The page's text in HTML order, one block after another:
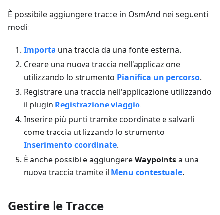
È possibile aggiungere tracce in OsmAnd nei seguenti
modi:
Importa una traccia da una fonte esterna.
Creare una nuova traccia nell'applicazione
utilizzando lo strumento Pianifica un percorso.
Registrare una traccia nell'applicazione utilizzando
il plugin Registrazione viaggio.
Inserire più punti tramite coordinate e salvarli
come traccia utilizzando lo strumento
Inserimento coordinate.
È anche possibile aggiungereWaypointsa una
nuova traccia tramite il Menu contestuale.
Gestire le Tracce